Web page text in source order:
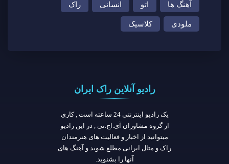
آهنگ ها اتو انسانی راک
ملودی کلاسیک
رادیو آنلاین راک ایران
یک رادیو اینترنتی 24 ساعته است , کاری
از گروه مشاوران آی.اچ.تی , در این رادیو
میتوانید از اخبار و فعالیت های هنرمندان
راک و متال ایرانی مطلع شوید و آهنگ های
آنها را بشنوید.